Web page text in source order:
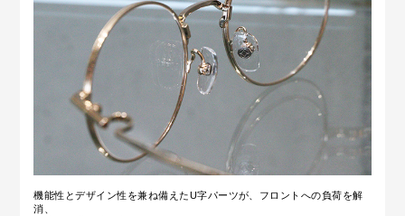
機能性とデザイン性を兼ね備えたU字パーツが、フロントへの負荷を解
消、